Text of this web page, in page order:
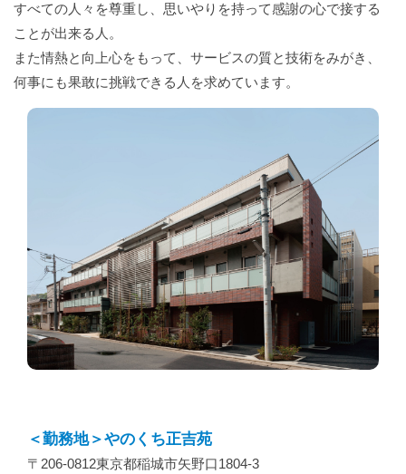
すべての人々を尊重し、思いやりを持って感謝の心で接する
ことが出来る人。
また情熱と向上心をもって、サービスの質と技術をみがき、
何事にも果敢に挑戦できる人を求めています。
＜勤務地＞やのくち正吉苑
〒206-0812東京都稲城市矢野口1804-3